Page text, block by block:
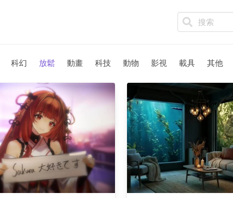
科幻 放鬆 動畫 科技 動物 影視 載具 其他